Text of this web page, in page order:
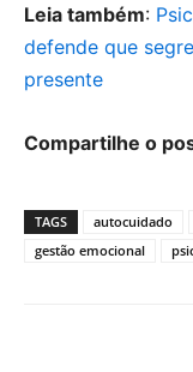
Leia também:
defende que
presente
Compartilhe o
TAGS autocuidado
gestão emocional